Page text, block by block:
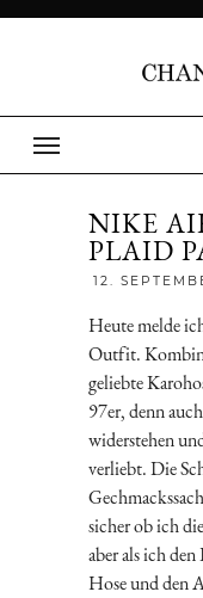
NIKE
PLAID
12.
Heute melde
Outfit.
geliebte
97er, denn
widerstehen
verliebt. Die
sicher ob ich
aber als ich
Hose und den